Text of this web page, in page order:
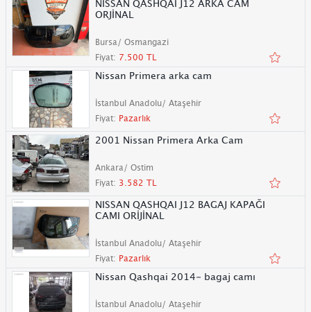
NİSSAN QASHQAİ J12 ARKA CAM
ORJİNAL
Bursa/ Osmangazi
Fiyat: 7.500 TL
Nissan Primera arka cam
İstanbul Anadolu/ Ataşehir
Fiyat: Pazarlık
2001 Nissan Primera Arka Cam
Ankara/ Ostim
Fiyat: 3.582 TL
NISSAN QASHQAI J12 BAGAJ KAPAĞI
CAMI ORİJİNAL
İstanbul Anadolu/ Ataşehir
Fiyat: Pazarlık
Nissan Qashqai 2014- bagaj camı
İstanbul Anadolu/ Ataşehir